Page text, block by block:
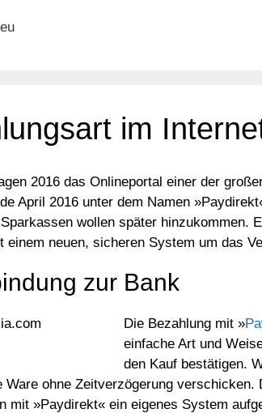
im
2016 das Onlineportal einer der
April 2016 unter dem Namen
wollen später hinzukommen.
einem neuen, sicheren System um das
zur Bank
Die Bezahlung mit »
einfache Art und
den Kauf bestätigen.
Ware ohne Zeitverzögerung
mit »Paydirekt« ein eigenes System